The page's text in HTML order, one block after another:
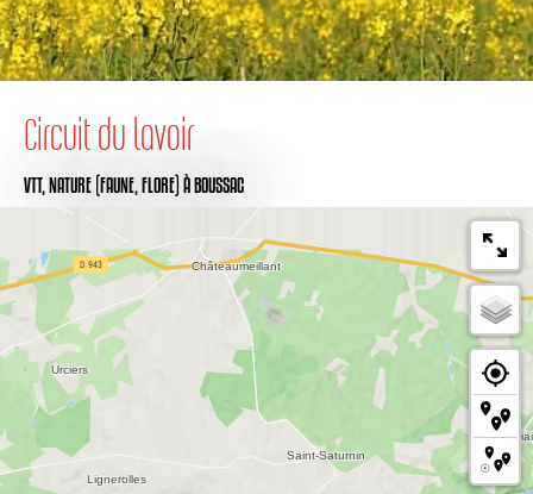
Circuit du lavoir
VTT,NATURE (FAUNE, FLORE) À BOUSSAC